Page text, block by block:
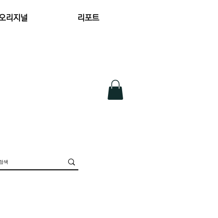
리지널 리포트